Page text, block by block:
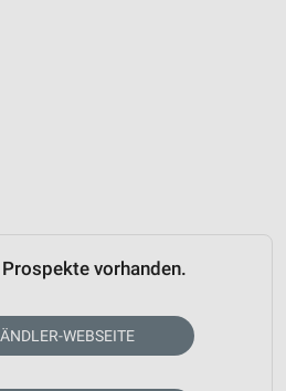
vorhanden.
WEBSEITE